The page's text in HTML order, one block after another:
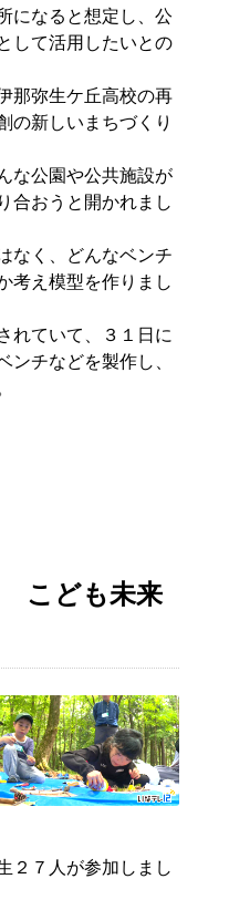
になると想定し、公
して活用したいとの
那弥生ケ丘高校の再
の新しいまちづくり
な公園や公共施設が
合おうと開かれまし
なく、どんなベンチ
考え模型を作りまし
れていて、３１日に
ンチなどを製作し、
こども未来
２７人が参加しまし